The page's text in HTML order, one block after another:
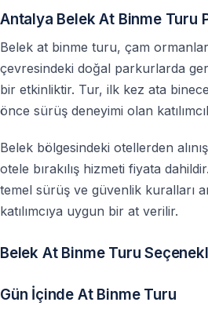
Antalya Belek At Binme Turu
Belek at binme turu, çam
çevresindeki doğal parkurlarda
bir etkinliktir. Tur, ilk kez ata
önce sürüş deneyimi olan
Belek bölgesindeki otellerden
otele bırakılış hizmeti fiyata
temel sürüş ve güvenlik kuralları
katılımcıya uygun bir at verilir.
Belek At Binme Turu
Gün İçinde At Binme Turu